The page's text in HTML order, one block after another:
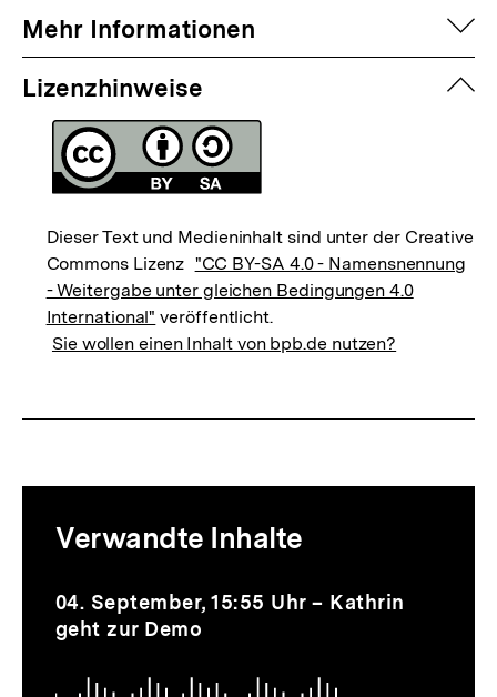
Mehr Informationen
Lizenzhinweise
Dieser Text und Medieninhalt sind unter der Creative
Commons Lizenz "CC BY-SA 4.0 - Namensnennung
- Weitergabe unter gleichen Bedingungen 4.0
International" veröffentlicht.
Sie wollen einen Inhalt von bpb.de nutzen?
zur
Thematik
Verwandte Inhalte
Inhaltskarussell
überspringen
Audio
Dauer
2
Min.
04. September, 15:55 Uhr – Kathrin
geht zur Demo